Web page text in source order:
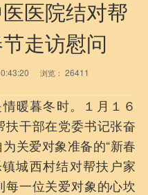
医院结对帮
走访慰问
浏览： 26411
暖暮冬时。１月１６
扶干部在党委书记张奋
关爱对象准备的“新春
城西村结对帮扶户家
一位关爱对象的心坎